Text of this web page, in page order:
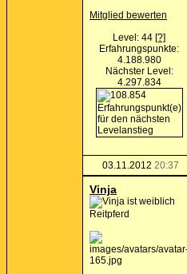
Mitglied bewerten
Level: 44 [?]
Erfahrungspunkte:
4.188.980
Nächster Level:
4.297.834
03.11.2012 20:37
Vinja
Reitpferd